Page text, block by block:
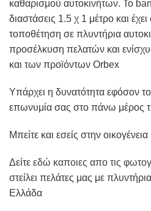
καθαρισμού αυτοκινήτων. Το
διαστάσεις 1.5 χ 1 μέτρο και έχει
τοποθέτηση σε πλυντήρια
προσέλκυση πελατών και
και των προϊόντων Orbex
Υπάρχει η δυνατότητα εφόσον
επωνυμία σας στο πάνω μέρος
Μπείτε και εσείς στην
Δείτε εδώ καποιες απο τις
στείλει πελάτες μας με
Ελλάδα